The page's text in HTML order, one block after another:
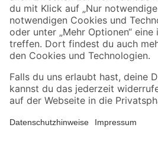
Jetzt die toom-App herunterladen
Alle Preisangaben in EUR inkl. gesetzl. MwSt.. Die
Umständen nicht in allen Märkten verfügbar. Die
Produkte nur solange der Vorrat reicht.
*Paketversand ab 59 € versandkostenfrei, gilt nicht für